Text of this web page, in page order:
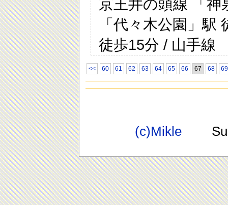
京王井の頭線 「
「代々木公園」
徒歩15分 / 山手線
<< 60 61 62 63 64 65 66 67 68 69
(c)Mikle